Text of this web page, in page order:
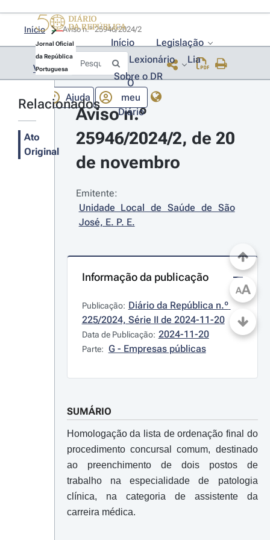
Jornal Oficial
da República
Portuguesa
Início
Legislação
Lexionário
Lia
Sobre o DR
Ajuda
O
meu
Diário
Início
Voltar
Relacionados
Ato
Original
Aviso n.º
25946/2024/2, de 20
de novembro
Emitente:
Unidade Local de Saúde de São
José, E. P. E.
Informação da publicação
Publicação: Diário da República n.º
225/2024, Série II de 2024-11-20
Data de Publicação: 2024-11-20
Parte: G - Empresas públicas
SUMÁRIO
Homologação da lista de ordenação final do
procedimento concursal comum, destinado
ao preenchimento de dois postos de
trabalho na especialidade de patologia
clínica, na categoria de assistente da
carreira médica.
AA